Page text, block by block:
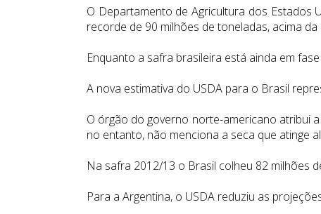
O Departamento de Agricultura dos Estados
recorde de 90 milhões de toneladas, acima
Enquanto a safra brasileira está ainda em
A nova estimativa do USDA para o Brasil
O órgão do governo norte-americano atribui
no entanto, não menciona a seca que atinge
Na safra 2012/13 o Brasil colheu 82 milhões
Para a Argentina, o USDA reduziu as